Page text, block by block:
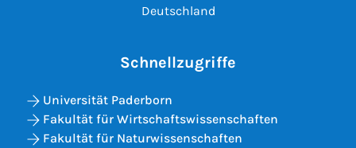
Deutschland
Schnellzugriffe
Universität Paderborn
Fakultät für Wirtschaftswissenschaften
Fakultät für Naturwissenschaften